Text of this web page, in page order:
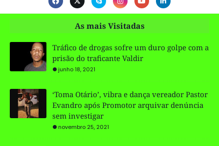
As mais Visitadas
Tráfico de drogas sofre um duro golpe com a
prisão do traficante Valdir
junho 18, 2021
‘Toma Otário’, vibra e dança vereador Pastor
Evandro após Promotor arquivar denúncia
sem investigar
novembro 25, 2021